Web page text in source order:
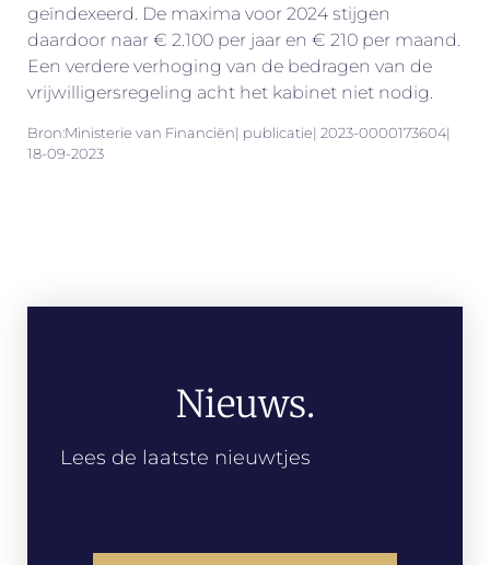
geïndexeerd. De maxima voor 2024 stijgen
daardoor naar € 2.100 per jaar en € 210 per maand.
Een verdere verhoging van de bedragen van de
vrijwilligersregeling acht het kabinet niet nodig.
Bron:Ministerie van Financiën| publicatie| 2023-0000173604|
18-09-2023
Nieuws.
Lees de laatste nieuwtjes